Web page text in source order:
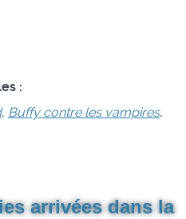
:
, Buffy contre les vampires,
arrivées dans la